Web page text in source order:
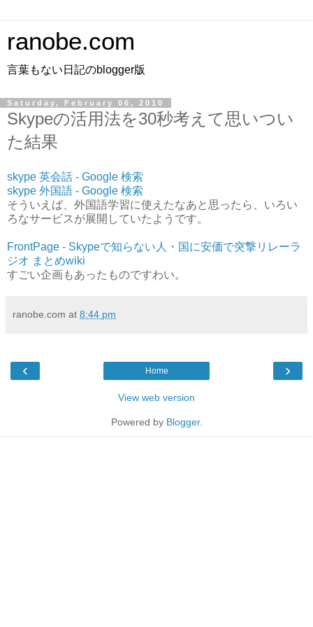
ranobe.com
言葉もない日記のblogger版
Saturday, February 06, 2010
Skypeの活用法を30秒考えて思いつい
た結果
skype 英会話 - Google 検索
skype 外国語 - Google 検索
そういえば、外国語学習に使えたなあと思ったら、いろい
ろなサービスが展開していたようです。
FrontPage - Skypeで知らない人・国に安価で突撃リレーラ
ジオ まとめwiki
すごい企画もあったものですわい。
ranobe.com at 8:44 pm
‹ ›
Home
View web version
Powered by Blogger.